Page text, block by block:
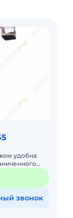
удобна
звонок